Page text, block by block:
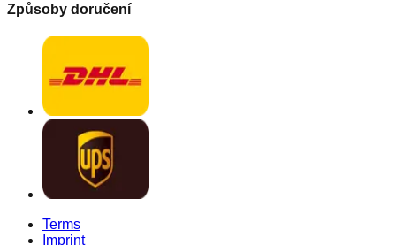
Způsoby doručení
Terms
Imprint